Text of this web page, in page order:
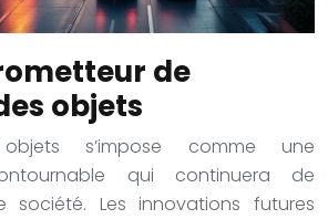
de
objets
s’impose comme une
qui continuera de
société. Les innovations futures